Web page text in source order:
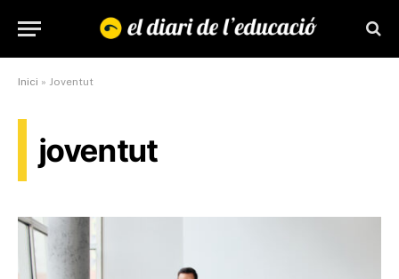
Inici » Joventut
joventut